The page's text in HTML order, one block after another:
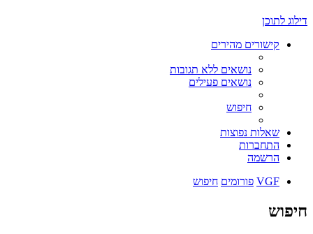
דילוג לתוכן
קישורים מהירים
נושאים ללא תגובות
נושאים פעילים
חיפוש
שאלות נפוצות
התחברות
הרשמה
VGF פורומים חיפוש
חיפוש